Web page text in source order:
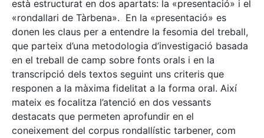
està estructurat en dos apartats: la «presentació» i el
«rondallari de Tàrbena». En la «presentació» es
donen les claus per a entendre la fesomia del treball,
que parteix d’una metodologia d’investigació basada
en el treball de camp sobre fonts orals i en la
transcripció dels textos seguint uns criteris que
responen a la màxima fidelitat a la forma oral. Així
mateix es focalitza l’atenció en dos vessants
destacats que permeten aprofundir en el
coneixement del corpus rondallístic tarbener, com